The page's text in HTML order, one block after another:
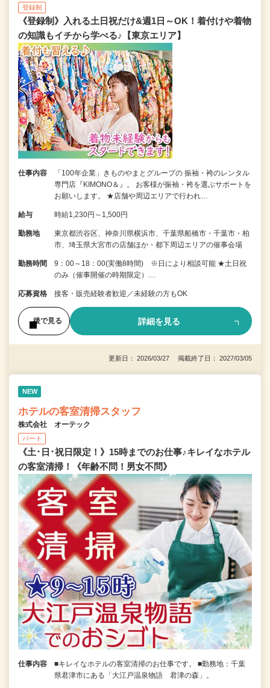
登録制
《登録制》入れる土日祝だけ&週1日～OK！着付けや着物
の知識もイチから学べる♪【東京エリア】
仕事内容
「100年企業」きものやまとグループの 振袖・袴のレンタル
専門店『KIMONO＆』。 お客様が振袖・袴を選ぶサポートを
お願いします。 ★店舗や周辺エリアで行われ…
給与 時給1,230円～1,500円
勤務地
東京都渋谷区、神奈川県横浜市、千葉県船橋市・千葉市・柏
市、埼玉県大宮市の店舗ほか・都下周辺エリアの催事会場
勤務時間
9：00～18：00(実働8時間) ※日により相談可能 ★土日祝
のみ（催事開催の時期限定）…
応募資格 接客・販売経験者歓迎／未経験の方もOK
後で見る 詳細を見る
更新日： 2026/03/27 掲載終了日： 2027/03/05
NEW
ホテルの客室清掃スタッフ
株式会社 オーテック
パート
《土･日･祝日限定！》15時までのお仕事♪キレイなホテル
の客室清掃！《年齢不問！男女不問》
仕事内容
■キレイなホテルの客室清掃のお仕事です。 ■勤務地：千葉
県君津市にある「大江戸温泉物語 君津の森」。